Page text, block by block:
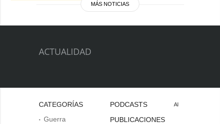
MÁS NOTICIAS
ACTUALIDAD
CATEGORÍAS
Guerra
PODCASTS
PUBLICACIONES
Al